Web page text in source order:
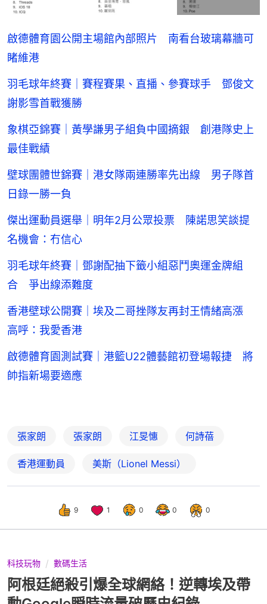
啟德體育園公開主場館內部照片 南看台玻璃幕牆可
睹維港
羽毛球年終賽｜賽程賽果、直播、參賽球手 鄧俊文
謝影雪首戰獲勝
象棋亞錦賽｜黃學謙男子組負中國摘銀 創港隊史上
最佳戰績
壁球團體世錦賽｜港女隊兩連勝率先出線 男子隊首
日錄一勝一負
傑出運動員選舉｜明年2月公眾投票 陳諾思笑談提
名機會：冇信心
羽毛球年終賽｜鄧謝配抽下籤小組惡鬥奧運金牌組
合 爭出線添難度
香港壁球公開賽｜埃及二哥挫隊友再封王情緒高漲
高呼：我愛香港
啟德體育園測試賽｜港籃U22體藝館初登場報捷 將
帥指新場要適應
張家朗 張家朗 江旻憓 何詩蓓
香港運動員 美斯（Lionel Messi）
9 1 0 0 0
科技玩物 數碼生活
阿根廷絕殺引爆全球網絡！逆轉埃及帶